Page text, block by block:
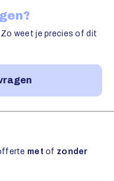
weet je precies of dit
met of zonder